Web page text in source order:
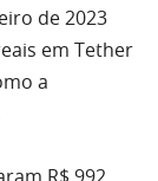
de 2023
em Tether
a